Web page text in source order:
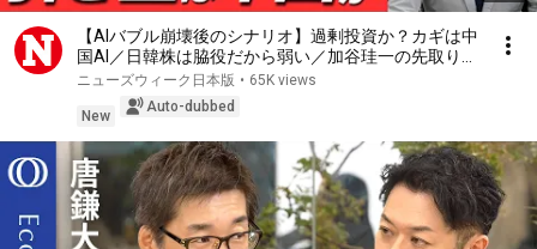
【AIバブル崩壊後のシナリオ】過剰投資か？カギは中
国AI／日韓株は脇役だから弱い／加谷珪一の先取り解
説／日本は“蚊帳の外”を活かせ／データセンター投資
の損失を誰が被る？／革ジャンCEO来日は悪い前兆か
ニューズウィーク日本版 • 65K views
New
Auto-dubbed